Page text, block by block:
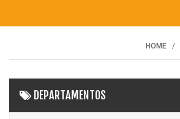
HOME
DEPARTAMENTOS